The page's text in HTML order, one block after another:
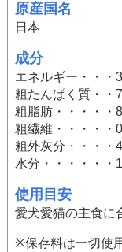
原産国名
日本
成分
エネルギー・・・
粗たんぱく質・・
粗脂肪・・・・・
粗繊維・・・・・
粗外灰分・・・・
水分・・・・・・
使用目安
愛犬愛猫の主食に
※保存料は一切使